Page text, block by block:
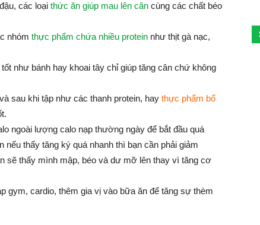
các loại thức ăn giúp mau lên cân cùng các chất béo
nhóm thực phẩm chứa nhiều protein như thịt gà nạc,
như bánh hay khoai tây chỉ giúp tăng cân chứ không
sau khi tập như các thanh protein, hay thực phẩm bổ
ngoài lượng calo nạp thường ngày để bắt đầu quá
nếu thấy tăng ký quá nhanh thì bạn cần phải giảm
sẽ thấy mình mập, béo và dư mỡ lên thay vì tăng cơ
gym, cardio, thêm gia vị vào bữa ăn để tăng sự thèm